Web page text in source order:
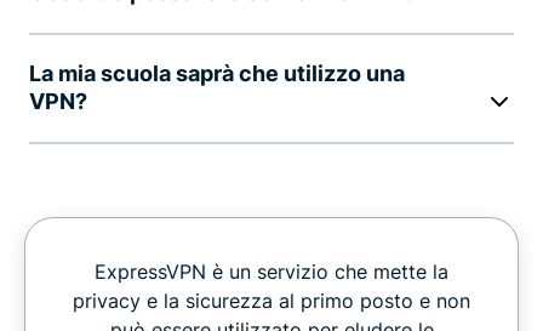
La mia scuola saprà che utilizzo una
VPN?
ExpressVPN è un servizio che mette la
privacy e la sicurezza al primo posto e non